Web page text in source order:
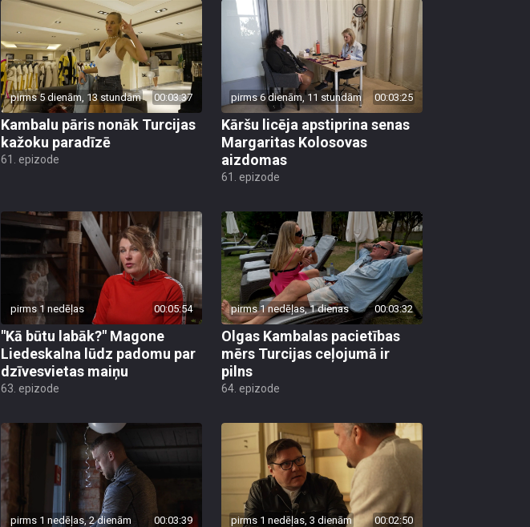
pirms 5 dienām, 13 stundām 00:03:37
Kambalu pāris nonāk Turcijas
kažoku paradīzē
61. epizode
pirms 6 dienām, 11 stundām 00:03:25
Kāršu licēja apstiprina senas
Margaritas Kolosovas
aizdomas
61. epizode
pirms 1 nedēļas 00:05:54
"Kā būtu labāk?" Magone
Liedeskalna lūdz padomu par
dzīvesvietas maiņu
63. epizode
pirms 1 nedēļas, 1 dienas 00:03:32
Olgas Kambalas pacietības
mērs Turcijas ceļojumā ir
pilns
64. epizode
pirms 1 nedēļas, 2 dienām 00:03:39 pirms 1 nedēļas, 3 dienām 00:02:50